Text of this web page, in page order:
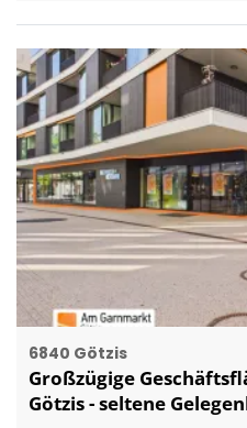
6840 Götzis
Großzügige
Götzis - seltene